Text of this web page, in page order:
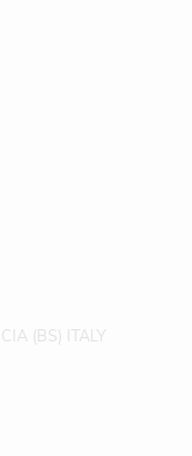
(BS) ITALY